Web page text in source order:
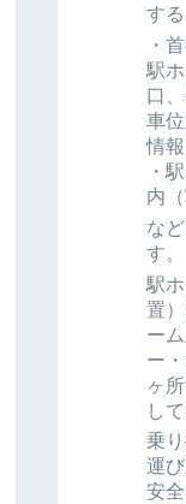
する
・
駅
口
車
情
・
内
な
す。
駅
置
ー
ー
ヶ
し
乗
運
安